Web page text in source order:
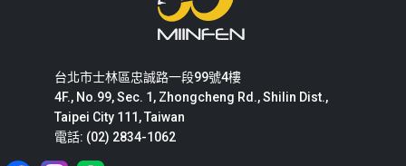
台北市士林區忠誠路一段99號4樓
4F., No.99, Sec. 1, Zhongcheng Rd., Shilin Dist.,
Taipei City 111, Taiwan
電話: (02) 2834-1062